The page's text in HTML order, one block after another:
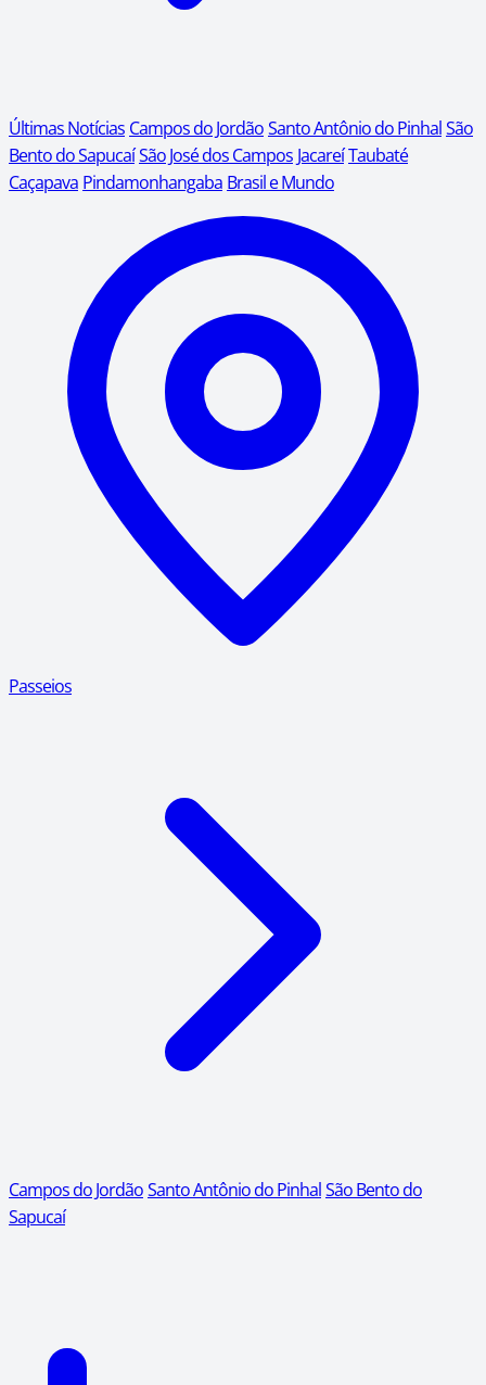
Últimas Notícias Campos do JordãoSanto Antônio do PinhalSão
Bento do SapucaíSão José dos Campos JacareíTaubaté
Caçapava Pindamonhangaba Brasil e Mundo
Passeios
Campos do JordãoSanto Antônio do PinhalSão Bento do
Sapucaí